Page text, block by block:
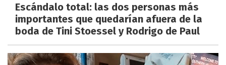
Escándalo total: las dos personas más
importantes que quedarían afuera de la
boda de Tini Stoessel y Rodrigo de Paul